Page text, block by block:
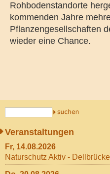
Rohbodenstandorte
kommenden Jahre
Pflanzengesellschaften
wieder eine Chance.
Veranstaltungen
Fr, 14.08.2026
Naturschutz Aktiv -